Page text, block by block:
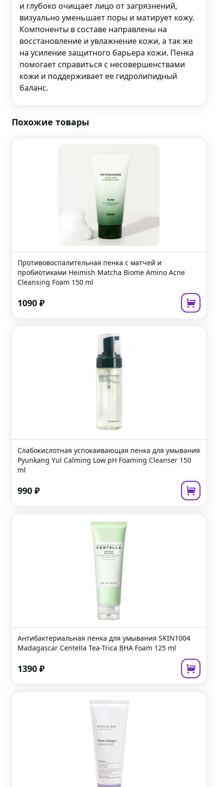
и глубоко очищает лицо от загрязнений,
визуально уменьшает поры и матирует кожу.
Компоненты в составе направлены на
восстановление и увлажнение кожи, а так же
на усиление защитного барьера кожи. Пенка
помогает справиться с несовершенствами
кожи и поддерживает ее гидролипидный
баланс.
Похожие товары
Противовоспалительная пенка с матчей и
пробиотиками Heimish Matcha Biome Amino Acne
Cleansing Foam 150 ml
1090 ₽
Слабокислотная успокаивающая пенка для умывания
Pyunkang Yul Calming Low pH Foaming Cleanser 150
ml
990 ₽
Антибактериальная пенка для умывания SKIN1004
Madagascar Centella Tea-Trica BHA Foam 125 ml
1390 ₽